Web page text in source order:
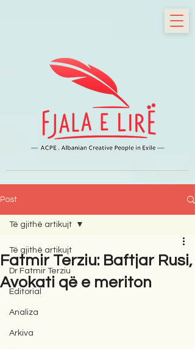
Post
Të gjithë artikujt
Dr Fatmir Terziu
Editorial
Analiza
Arkiva
Të gjithë artikujt
Fatmir Terziu: Baftjar Rusi,
Avokati që e meriton